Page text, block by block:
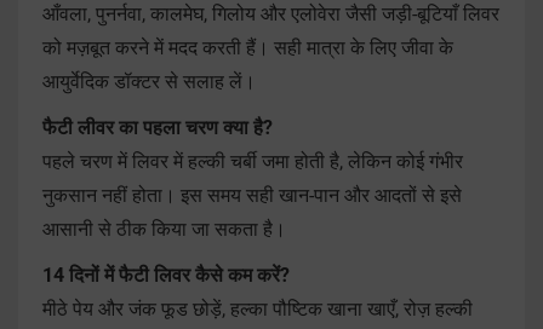
आँवला, पुनर्नवा, कालमेघ, गिलोय और एलोवेरा जैसी जड़ी-बूटियाँ लिवर
को मज़बूत करने में मदद करती हैं। सही मात्रा के लिए जीवा के
आयुर्वेदिक डॉक्टर से सलाह लें।
फैटी लीवर का पहला चरण क्या है?
पहले चरण में लिवर में हल्की चर्बी जमा होती है, लेकिन कोई गंभीर
नुकसान नहीं होता। इस समय सही खान-पान और आदतों से इसे
आसानी से ठीक किया जा सकता है।
14 दिनों में फैटी लिवर कैसे कम करें?
मीठे पेय और जंक फूड छोड़ें, हल्का पौष्टिक खाना खाएँ, रोज़ हल्की